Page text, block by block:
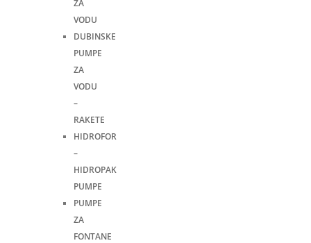
ZA
VODU
DUBINSKE
PUMPE
ZA
VODU
–
RAKETE
HIDROFOR
–
HIDROPAK
PUMPE
PUMPE
ZA
FONTANE